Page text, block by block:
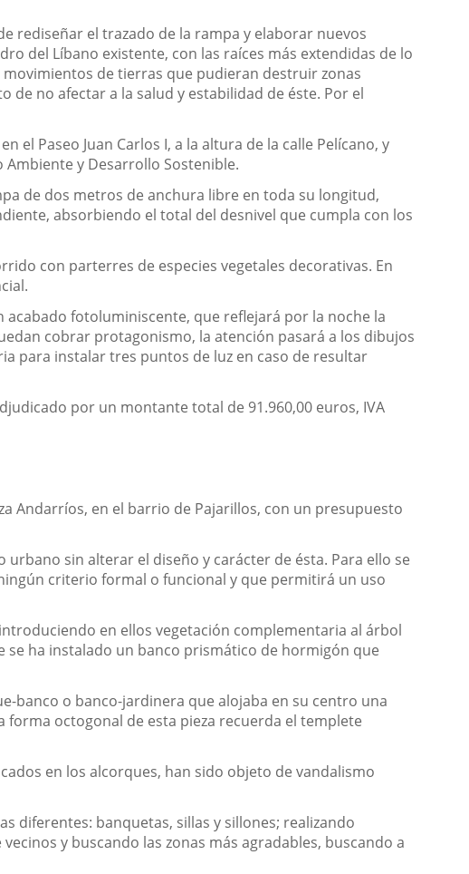
rediseñar el trazado de la rampa y elaborar nuevos
del Líbano existente, con las raíces más extendidas de lo
de tierras que pudieran destruir zonas
de no afectar a la salud y estabilidad de éste. Por el
el Paseo Juan Carlos I, a la altura de la calle Pelícano, y
Ambiente y Desarrollo Sostenible.
de dos metros de anchura libre en toda su longitud,
absorbiendo el total del desnivel que cumpla con los
con parterres de especies vegetales decorativas. En
fotoluminiscente, que reflejará por la noche la
cobrar protagonismo, la atención pasará a los dibujos
para instalar tres puntos de luz en caso de resultar
por un montante total de 91.960,00 euros, IVA
Andarríos, en el barrio de Pajarillos, con un presupuesto
sin alterar el diseño y carácter de ésta. Para ello se
criterio formal o funcional y que permitirá un uso
en ellos vegetación complementaria al árbol
se ha instalado un banco prismático de hormigón que
banco o banco-jardinera que alojaba en su centro una
forma octogonal de esta pieza recuerda el templete
en los alcorques, han sido objeto de vandalismo
diferentes: banquetas, sillas y sillones; realizando
y buscando las zonas más agradables, buscando a